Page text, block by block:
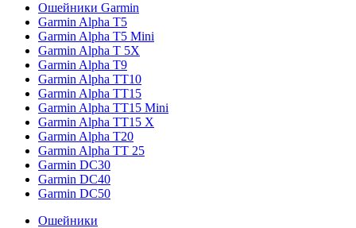
Ошейники Garmin
Garmin Alpha T5
Garmin Alpha T5 Mini
Garmin Alpha T 5X
Garmin Alpha T9
Garmin Alpha TT10
Garmin Alpha TT15
Garmin Alpha TT15 Mini
Garmin Alpha TT15 X
Garmin Alpha T20
Garmin Alpha TT 25
Garmin DC30
Garmin DC40
Garmin DC50
Ошейники